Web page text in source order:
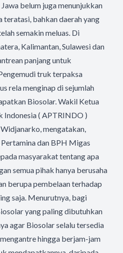
belum juga menunjukkan
teratasi, bahkan daerah yang
semakin meluas. Di
Kalimantan, Sulawesi dan
panjang untuk
truk terpaksa
rela menginap di sejumlah
Biosolar. Wakil Ketua
Indonesia ( APTRINDO )
mengatakan,
dan BPH Migas
masyarakat tentang apa
semua pihak hanya berusaha
berupa pembelaan terhadap
saja. Menurutnya, bagi
yang paling dibutuhkan
agar Biosolar selalu tersedia
hingga berjam-jam